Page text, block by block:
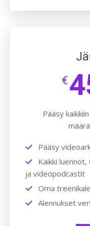
€
Pääsy
Pääsy
Kaikki
ja videopodcastit
Oma
Alennukset